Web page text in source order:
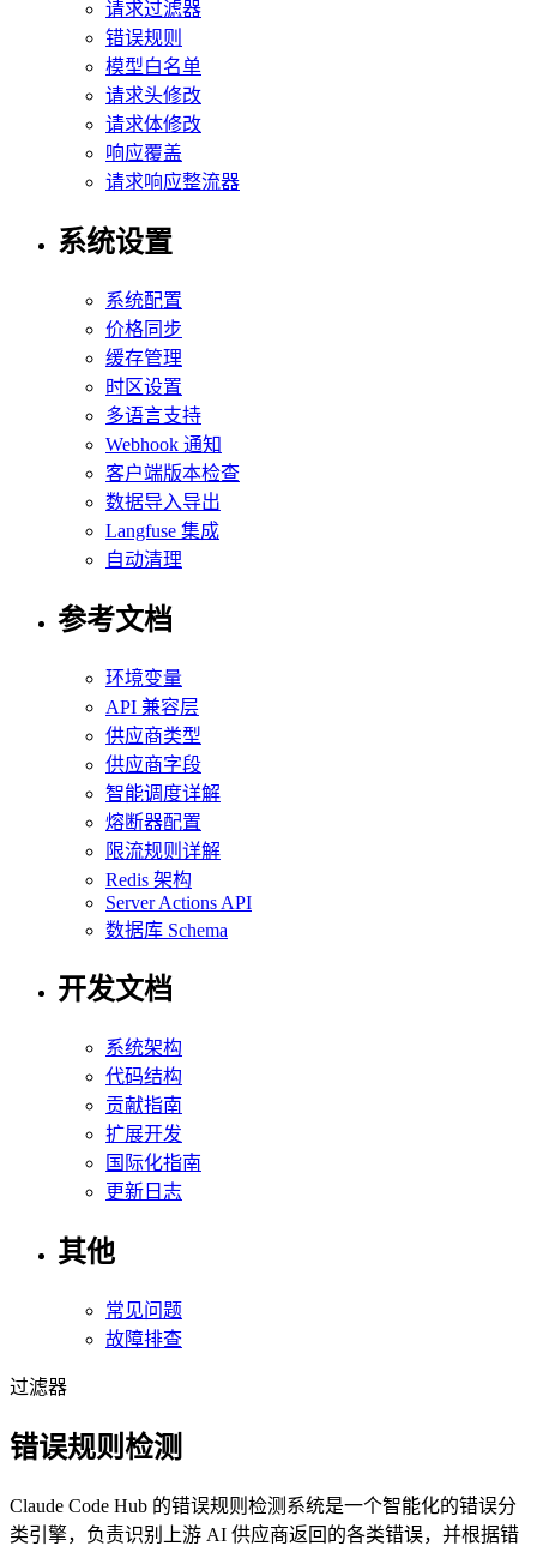
请求过滤器
错误规则
模型白名单
请求头修改
请求体修改
响应覆盖
请求响应整流器
系统设置
系统配置
价格同步
缓存管理
时区设置
多语言支持
Webhook 通知
客户端版本检查
数据导入导出
Langfuse 集成
自动清理
参考文档
环境变量
API 兼容层
供应商类型
供应商字段
智能调度详解
熔断器配置
限流规则详解
Redis 架构
Server Actions API
数据库 Schema
开发文档
系统架构
代码结构
贡献指南
扩展开发
国际化指南
更新日志
其他
常见问题
故障排查
过滤器
错误规则检测
Claude Code Hub 的错误规则检测系统是一个智能化的错误分
类引擎，负责识别上游 AI 供应商返回的各类错误，并根据错